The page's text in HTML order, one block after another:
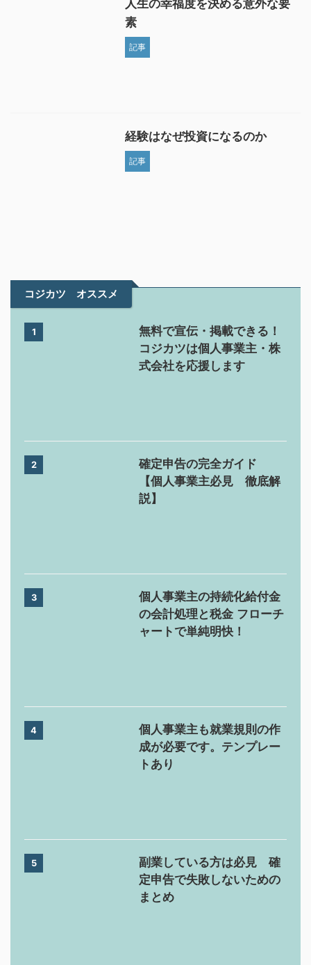
人生の幸福度を決める意外な要
素
記事
経験はなぜ投資になるのか
記事
コジカツ オススメ
1
無料で宣伝・掲載できる！
コジカツは個人事業主・株
式会社を応援します
2
確定申告の完全ガイド
【個人事業主必見 徹底解
説】
3
個人事業主の持続化給付金
の会計処理と税金 フローチ
ャートで単純明快！
4
個人事業主も就業規則の作
成が必要です。テンプレー
トあり
5
副業している方は必見 確
定申告で失敗しないための
まとめ